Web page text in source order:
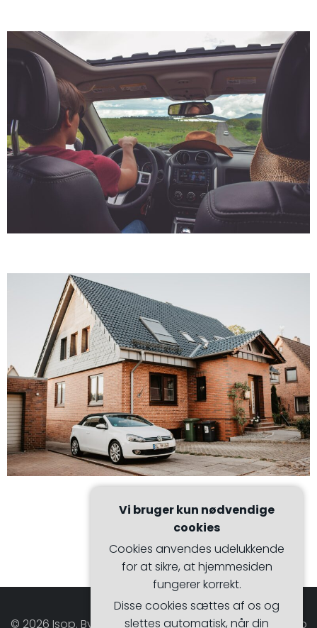
© 2026 Isop. Bygget ved at bruge WordPress og Hugo
Vi bruger kun nødvendige
cookies
Cookies anvendes udelukkende
for at sikre, at hjemmesiden
fungerer korrekt.
Disse cookies sættes af os og
slettes automatisk, når din